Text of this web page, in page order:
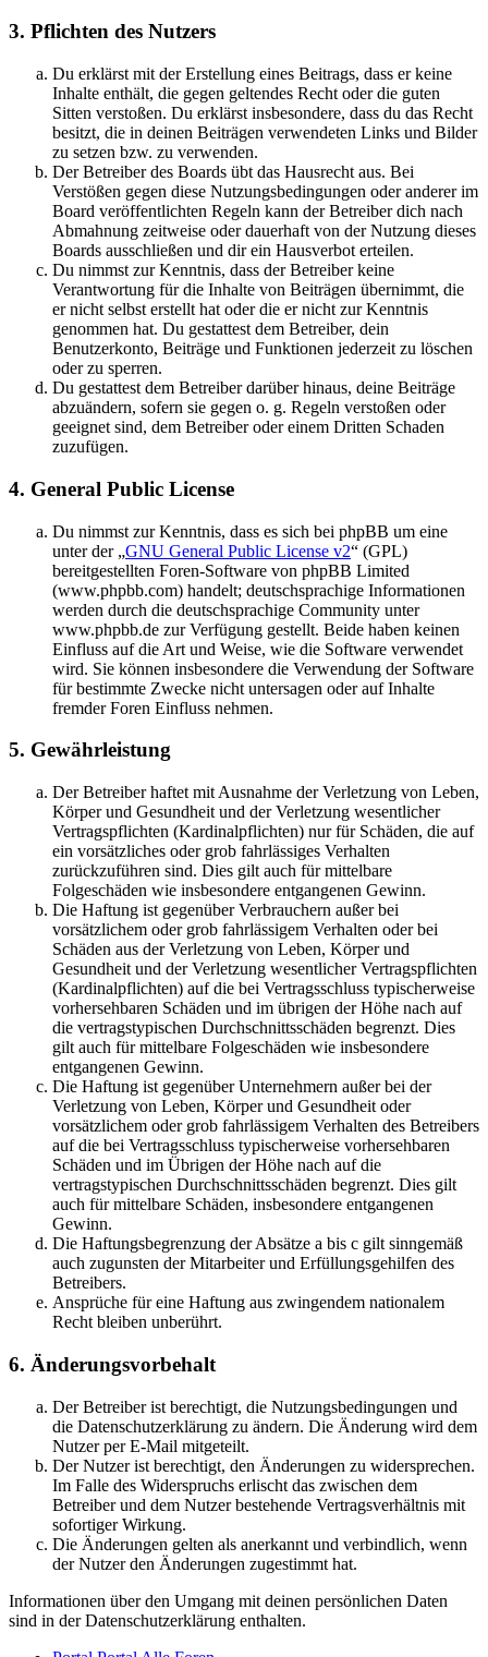
3. Pflichten des Nutzers
Du erklärst mit der Erstellung eines Beitrags, dass er keine
Inhalte enthält, die gegen geltendes Recht oder die guten
Sitten verstoßen. Du erklärst insbesondere, dass du das Recht
besitzt, die in deinen Beiträgen verwendeten Links und Bilder
zu setzen bzw. zu verwenden.
Der Betreiber des Boards übt das Hausrecht aus. Bei
Verstößen gegen diese Nutzungsbedingungen oder anderer im
Board veröffentlichten Regeln kann der Betreiber dich nach
Abmahnung zeitweise oder dauerhaft von der Nutzung dieses
Boards ausschließen und dir ein Hausverbot erteilen.
Du nimmst zur Kenntnis, dass der Betreiber keine
Verantwortung für die Inhalte von Beiträgen übernimmt, die
er nicht selbst erstellt hat oder die er nicht zur Kenntnis
genommen hat. Du gestattest dem Betreiber, dein
Benutzerkonto, Beiträge und Funktionen jederzeit zu löschen
oder zu sperren.
Du gestattest dem Betreiber darüber hinaus, deine Beiträge
abzuändern, sofern sie gegen o. g. Regeln verstoßen oder
geeignet sind, dem Betreiber oder einem Dritten Schaden
zuzufügen.
4. General Public License
Du nimmst zur Kenntnis, dass es sich bei phpBB um eine
unter der „GNU General Public License v2“ (GPL)
bereitgestellten Foren-Software von phpBB Limited
(www.phpbb.com) handelt; deutschsprachige Informationen
werden durch die deutschsprachige Community unter
www.phpbb.de zur Verfügung gestellt. Beide haben keinen
Einfluss auf die Art und Weise, wie die Software verwendet
wird. Sie können insbesondere die Verwendung der Software
für bestimmte Zwecke nicht untersagen oder auf Inhalte
fremder Foren Einfluss nehmen.
5. Gewährleistung
Der Betreiber haftet mit Ausnahme der Verletzung von Leben,
Körper und Gesundheit und der Verletzung wesentlicher
Vertragspflichten (Kardinalpflichten) nur für Schäden, die auf
ein vorsätzliches oder grob fahrlässiges Verhalten
zurückzuführen sind. Dies gilt auch für mittelbare
Folgeschäden wie insbesondere entgangenen Gewinn.
Die Haftung ist gegenüber Verbrauchern außer bei
vorsätzlichem oder grob fahrlässigem Verhalten oder bei
Schäden aus der Verletzung von Leben, Körper und
Gesundheit und der Verletzung wesentlicher Vertragspflichten
(Kardinalpflichten) auf die bei Vertragsschluss typischerweise
vorhersehbaren Schäden und im übrigen der Höhe nach auf
die vertragstypischen Durchschnittsschäden begrenzt. Dies
gilt auch für mittelbare Folgeschäden wie insbesondere
entgangenen Gewinn.
Die Haftung ist gegenüber Unternehmern außer bei der
Verletzung von Leben, Körper und Gesundheit oder
vorsätzlichem oder grob fahrlässigem Verhalten des Betreibers
auf die bei Vertragsschluss typischerweise vorhersehbaren
Schäden und im Übrigen der Höhe nach auf die
vertragstypischen Durchschnittsschäden begrenzt. Dies gilt
auch für mittelbare Schäden, insbesondere entgangenen
Gewinn.
Die Haftungsbegrenzung der Absätze a bis c gilt sinngemäß
auch zugunsten der Mitarbeiter und Erfüllungsgehilfen des
Betreibers.
Ansprüche für eine Haftung aus zwingendem nationalem
Recht bleiben unberührt.
6. Änderungsvorbehalt
Der Betreiber ist berechtigt, die Nutzungsbedingungen und
die Datenschutzerklärung zu ändern. Die Änderung wird dem
Nutzer per E-Mail mitgeteilt.
Der Nutzer ist berechtigt, den Änderungen zu widersprechen.
Im Falle des Widerspruchs erlischt das zwischen dem
Betreiber und dem Nutzer bestehende Vertragsverhältnis mit
sofortiger Wirkung.
Die Änderungen gelten als anerkannt und verbindlich, wenn
der Nutzer den Änderungen zugestimmt hat.
Informationen über den Umgang mit deinen persönlichen Daten
sind in der Datenschutzerklärung enthalten.